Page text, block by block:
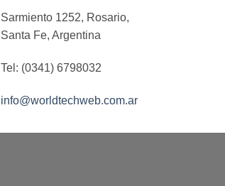
Sarmiento 1252, Rosario,
Santa Fe, Argentina
Tel: (0341) 6798032
info@worldtechweb.com.ar